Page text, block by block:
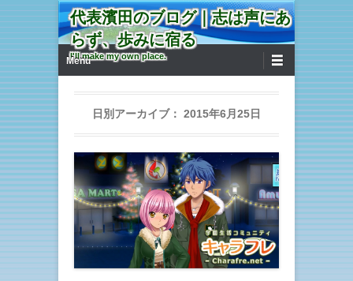
代表濱田のブログ｜志は声にあ
らず、歩みに宿る
I'll make my own place.
第1メニュー
コンテンツへ移動
Menu
日別アーカイブ： 2015年6月25日